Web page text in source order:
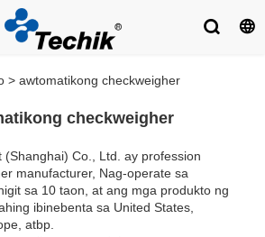
> awtomatikong checkweigher
checkweigher
(Shanghai) Co., Ltd. ay profession
manufacturer, Nag-operate sa
sa 10 taon, at ang mga produkto ng
ibinebenta sa United States,
atbp.